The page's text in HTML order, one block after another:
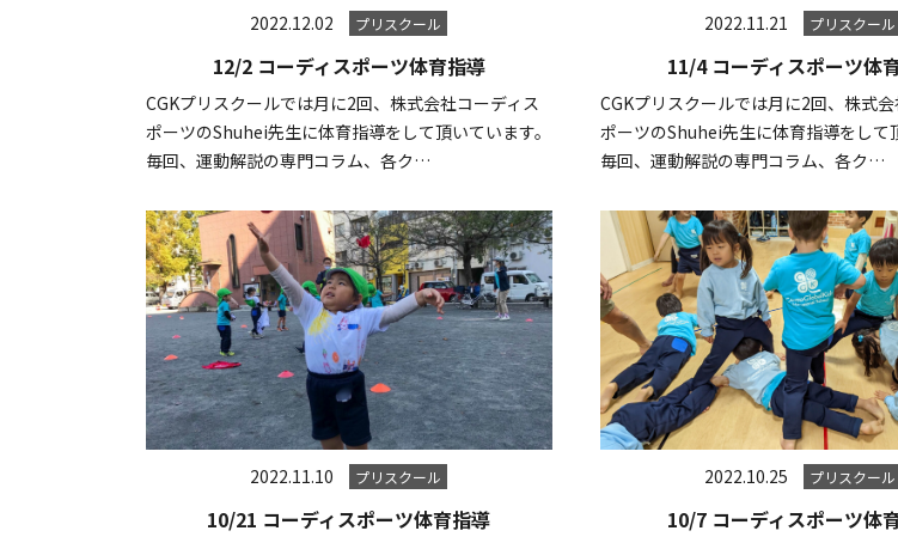
2022.12.02 プリスクール
12/2 コーディスポーツ体育指導
CGKプリスクールでは月に2回、株式会社コーディス
ポーツのShuhei先生に体育指導をして頂いています。
毎回、運動解説の専門コラム、各ク…
2022.11.21 プリスクール
11/4 コーディスポーツ体
CGKプリスクールでは月に2回、株式
ポーツのShuhei先生に体育指導をして
毎回、運動解説の専門コラム、各ク…
2022.11.10 プリスクール
10/21 コーディスポーツ体育指導
2022.10.25 プリスクール
10/7 コーディスポーツ体